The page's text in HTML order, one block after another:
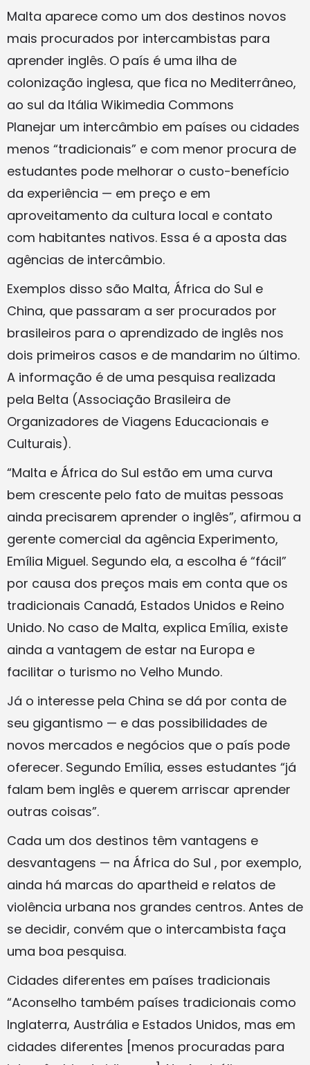
Malta aparece como um dos destinos novos
mais procurados por intercambistas para
aprender inglês. O país é uma ilha de
colonização inglesa, que fica no Mediterrâneo,
ao sul da Itália Wikimedia Commons
Planejar um intercâmbio em países ou cidades
menos “tradicionais” e com menor procura de
estudantes pode melhorar o custo-benefício
da experiência — em preço e em
aproveitamento da cultura local e contato
com habitantes nativos. Essa é a aposta das
agências de intercâmbio.
Exemplos disso são Malta, África do Sul e
China, que passaram a ser procurados por
brasileiros para o aprendizado de inglês nos
dois primeiros casos e de mandarim no último.
A informação é de uma pesquisa realizada
pela Belta (Associação Brasileira de
Organizadores de Viagens Educacionais e
Culturais).
“Malta e África do Sul estão em uma curva
bem crescente pelo fato de muitas pessoas
ainda precisarem aprender o inglês”, afirmou a
gerente comercial da agência Experimento,
Emília Miguel. Segundo ela, a escolha é “fácil”
por causa dos preços mais em conta que os
tradicionais Canadá, Estados Unidos e Reino
Unido. No caso de Malta, explica Emília, existe
ainda a vantagem de estar na Europa e
facilitar o turismo no Velho Mundo.
Já o interesse pela China se dá por conta de
seu gigantismo — e das possibilidades de
novos mercados e negócios que o país pode
oferecer. Segundo Emília, esses estudantes “já
falam bem inglês e querem arriscar aprender
outras coisas”.
Cada um dos destinos têm vantagens e
desvantagens — na África do Sul , por exemplo,
ainda há marcas do apartheid e relatos de
violência urbana nos grandes centros. Antes de
se decidir, convém que o intercambista faça
uma boa pesquisa.
Cidades diferentes em países tradicionais
“Aconselho também países tradicionais como
Inglaterra, Austrália e Estados Unidos, mas em
cidades diferentes [menos procuradas para